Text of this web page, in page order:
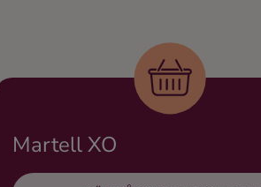
Martell XO